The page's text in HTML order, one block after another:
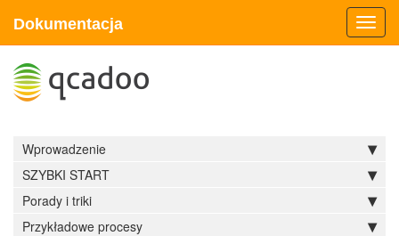
Dokumentacja
Wprowadzenie
SZYBKI START
Porady i triki
Przykładowe procesy